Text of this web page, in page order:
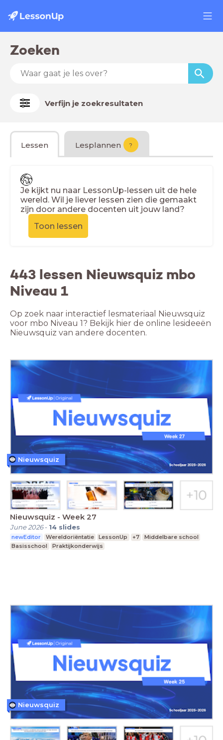
Zoeken
Verfijn je zoekresultaten
Lessen Lesplannen ?
Je kijkt nu naar LessonUp-lessen uit de hele
wereld. Wil je liever lessen zien die gemaakt
zijn door andere docenten uit jouw land?
Toon lessen
443 lessen Nieuwsquiz mbo
Niveau 1
Op zoek naar interactief lesmateriaal Nieuwsquiz
voor mbo Niveau 1? Bekijk hier de online lesideeën
Nieuwsquiz van andere docenten.
Nieuwsquiz - Week 27
June 2026- 14 slides
newEditor Wereldoriëntatie LessonUp +7
Middelbare school
Basisschool
Praktijkonderwijs
Nieuwsquiz
Nieuwsquiz